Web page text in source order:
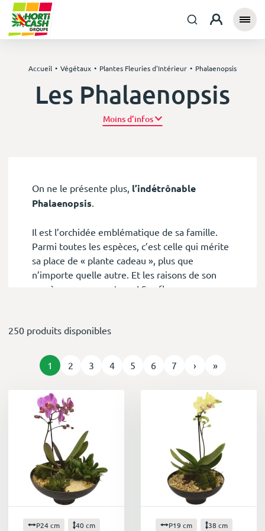
Accueil Végétaux Plantes Fleuries d'Intérieur Phalaenopsis
Les Phalaenopsis
Plus d’infos
On ne le présente plus, l’indétrônable
Phalaenopsis
Il est l’orchidée emblématique de sa famille.
Parmi toutes les espèces, c’est celle qui mérite
sa place de « plante cadeau », plus que
n’importe quelle autre. Et les raisons de son
succès ne manquent pas ! Ses fleurs
pleines de peps), sa floraison de plusieurs mois,
(regardez-moi cette hampe de taille
impressionnante et pourtant pleine de grâce,
pointes le bout de leur nez à fleur du pot).
Il est dans le top des ventes en plantes, avec le
rosier notamment, depuis plus de 10 ans, et
l’engouement pour lui ne faiblit pas.
On le connaît aussi sous le nom d’Orchidée
Papillon. En effet, si vous regardez bien ses
fleurs, elles semblent prêtes à s’envoler ! Une
250 produits disponibles
1 2 3 4 5 6 7 › »
P24 cm 40 cm P19 cm 38 cm